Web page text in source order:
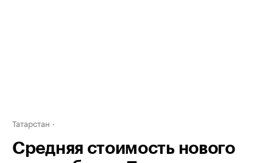
Татарстан
Средняя стоимость нового